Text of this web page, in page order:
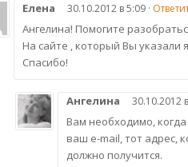
Елена 30.10.2012 в 5:09 ·
Ангелина! Помогите
На сайте , который Вы указали
Спасибо!
Ангелина 30.10.2012
Вам необходимо,
ваш e-mail, тот адрес,
должно получится.